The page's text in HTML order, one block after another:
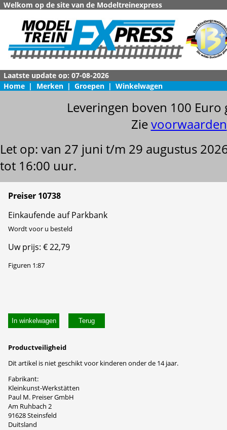
Welkom op de site van de Modeltreinexpress
Home | Merken | Groepen | Winkelwagen
Leveringen boven 100
Zievoorwaarden
Let op: van 27 juni t/m 29 augustus
tot 16:00 uur.
Preiser 10738
Einkaufende auf Parkbank
Wordt voor u besteld
Uw prijs: € 22,79
Figuren 1:87
In winkelwagen
Productveiligheid
Dit artikel is niet geschikt voor kinderen onder de 14 jaar.
Fabrikant:
Kleinkunst-Werkstätten
Paul M. Preiser GmbH
Am Ruhbach 2
91628 Steinsfeld
Duitsland